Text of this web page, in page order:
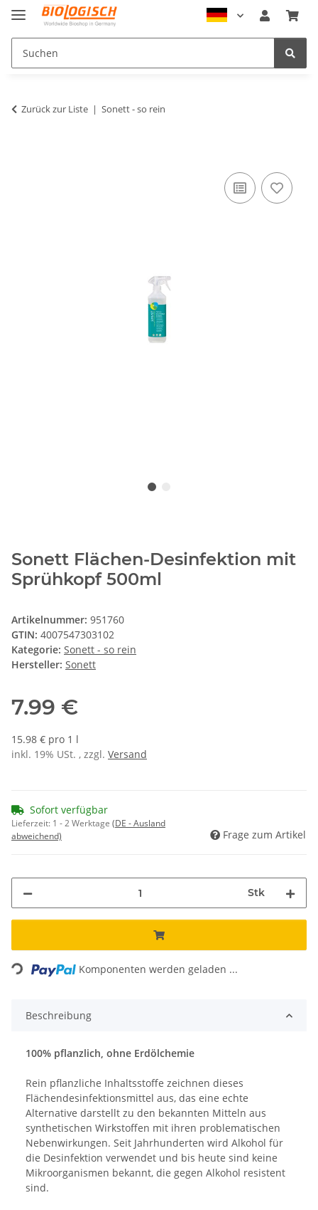
Zurück zur Liste Sonett - so rein
Sonett Flächen-Desinfektion mit
Sprühkopf 500ml
Artikelnummer: 951760
GTIN: 4007547303102
Kategorie: Sonett - so rein
Hersteller: Sonett
7.99 €
15.98 € pro 1 l
inkl. 19% USt. , zzgl. Versand
Sofort verfügbar
Lieferzeit: 1 - 2 Werktage (DE - Ausland
abweichend)
Frage zum Artikel
Stk
Loading... Komponenten werden geladen ...
Beschreibung
100% pflanzlich, ohne Erdölchemie
Rein pflanzliche Inhaltsstoffe zeichnen dieses
Flächendesinfektionsmittel aus, das eine echte
Alternative darstellt zu den bekannten Mitteln aus
synthetischen Wirkstoffen mit ihren problematischen
Nebenwirkungen. Seit Jahrhunderten wird Alkohol für
die Desinfektion verwendet und bis heute sind keine
Mikroorganismen bekannt, die gegen Alkohol resistent
sind.